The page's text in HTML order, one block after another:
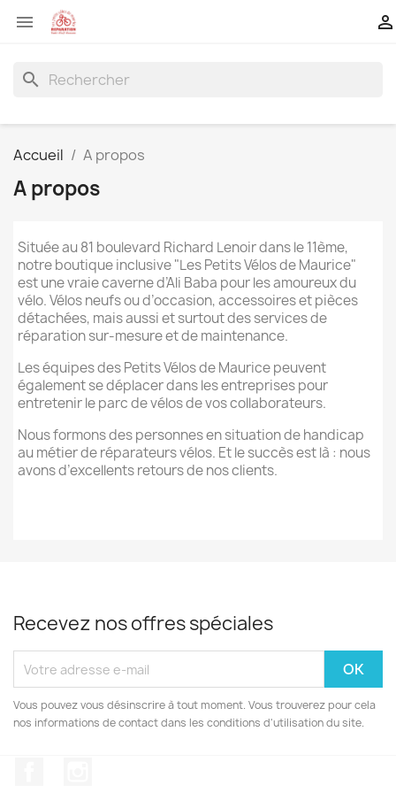
 
search
Accueil A propos
A propos
Située au 81 boulevard Richard Lenoir dans le 11ème,
notre boutique inclusive "Les Petits Vélos de Maurice"
est une vraie caverne d’Ali Baba pour les amoureux du
vélo. Vélos neufs ou d’occasion, accessoires et pièces
détachées, mais aussi et surtout des services de
réparation sur-mesure et de maintenance.
Les équipes des Petits Vélos de Maurice peuvent
également se déplacer dans les entreprises pour
entretenir le parc de vélos de vos collaborateurs.
Nous formons des personnes en situation de handicap
au métier de réparateurs vélos. Et le succès est là : nous
avons d’excellents retours de nos clients.
Recevez nos offres spéciales
Vous pouvez vous désinscrire à tout moment. Vous trouverez pour cela
nos informations de contact dans les conditions d'utilisation du site.